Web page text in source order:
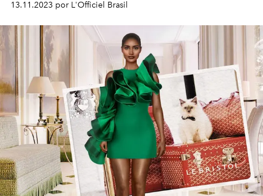
13.11.2023 por L'Officiel Brasil